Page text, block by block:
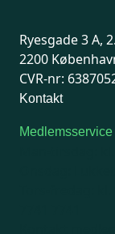
Ryesgade 3 A,
2200
CVR-nr:
Kontakt
Medlemsservice